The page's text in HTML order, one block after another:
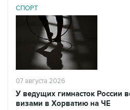
СПОРТ
07 августа 2026
У ведущих гимнасток России
визами в Хорватию на ЧЕ